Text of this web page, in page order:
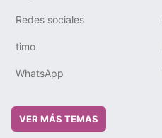
Redes sociales
timo
WhatsApp
VER MÁS TEMAS